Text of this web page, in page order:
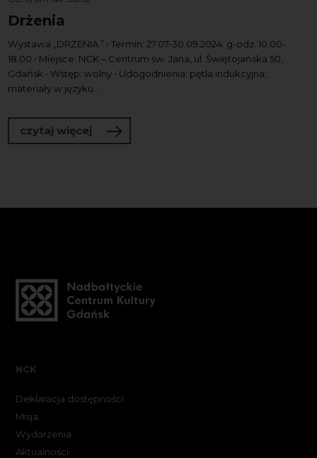
Drżenia
Wystawa „DRŻENIA ” • Termin: 27.07-30.09.2024. g-odz. 10.00-
18.00 • Miejsce: NCK – Centrum św. Jana, ul. Świętojańska 50,
Gdańsk • Wstęp: wolny • Udogodnienia: pętla indukcyjna,
materiały w języku...
czytaj więcej o Drżenia
NCK
Deklaracja dostępności
Misja
Wydarzenia
Aktualności